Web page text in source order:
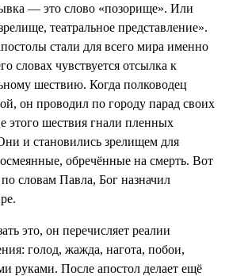
— это слово «позорище». Или
театральное представление».
стали для всего мира именно
словах чувствуется отсылка к
шествию. Когда полководец
он проводил по городу парад своих
этого шествия гнали пленных
и становились зрелищем для
обречённые на смерть. Вот
словам Павла, Бог назначил
это, он перечисляет реалии
голод, жажда, нагота, побои,
руками. После апостол делает ещё